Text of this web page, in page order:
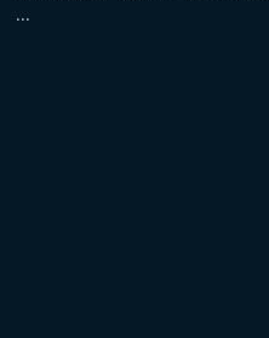
...